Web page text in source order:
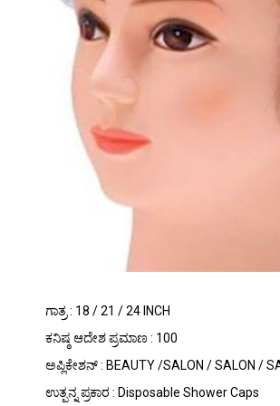
ಗಾತ್ರ : 18 / 21 / 24 INCH
ಕನಿಷ್ಠ ಆದೇಶ ಪ್ರಮಾಣ : 100
ಅಪ್ಲಿಕೇಶನ್ : BEAUTY /SALON / SALON /
ಉತ್ಪನ್ನ ಪ್ರಕಾರ : Disposable Shower Caps